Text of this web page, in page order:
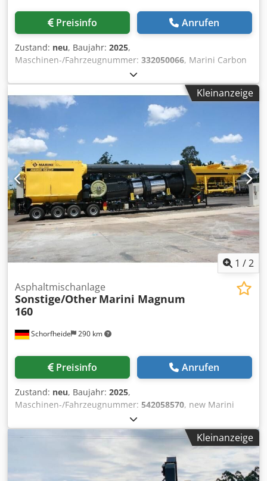
Preisinfo Anrufen
Zustand: neu, Baujahr: 2025,
Maschinen-/Fahrzeugnummer: 332050066, Marini Carbon
T-Box 160 mobile asphalt plant year: New capacity: up to
160 to./h. - container type - aggregate hoppers: 4 - capacity
of one hopper: 10 m3 - drying drum: counterflow - burner:
13 MW - 1 year guarantee - CE This offer is subject to
change, input errors and mistakes. Valid are only the
specific agreements in the order confirmation respectively
in the sales contract. more machines and mixing plants on
our website Weitere Informationen Dwodpfx Acjhd I Ups
Uja Verwendungszweck: Bauwesen, Verwendbares
Material: Asphalt, Allgemeiner Zustand: sehr gut,
Technischer Zustand: sehr gut, Optischer Zustand: sehr
gut,
Kleinanzeige
1 /2
Schorfheide 290 km
Asphaltmischanlage
Sonstige/Other Marini Magnum
160
Preisinfo Anrufen
Zustand: neu, Baujahr: 2025,
Maschinen-/Fahrzeugnummer: 542058570, new Marini
Magnum 160 mobile asphalt mixing plant year: NEW
capacity: up to 160 t./h 1 year guarantee - calorific power
of the fuel 9,600 kcal / kg, - material passing through the
#8 (2,38mm) sieve is no more than 20%, - The equipment
was developed in order to facilitate the transportation as
Kleinanzeige